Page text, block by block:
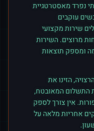
נפרד מאסטרטגיית
עוקבים
שירות מקצועי
מרוצים. השירות
ומספק תוצאות
הזינו את
התשלום המאובטח,
אין צורך לספק
אחריות מלאה על